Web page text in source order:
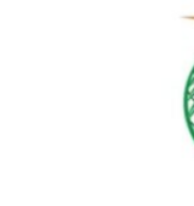
Sitorus (57) salah
ada beberapa
kiosnya, karena